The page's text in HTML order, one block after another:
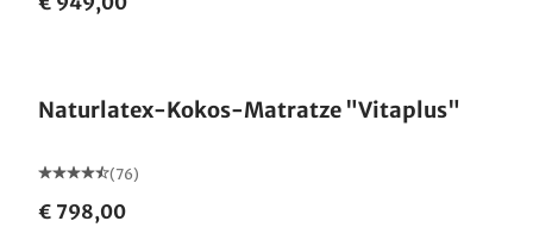
Naturlatex-Kokos-Matratze "Vitaplus"
(76)
€ 798,00